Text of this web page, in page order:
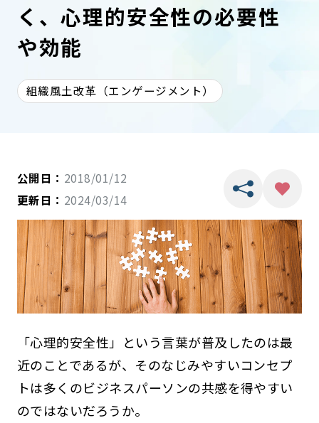
く、心理的安全性の必要性
や効能
組織風土改革（エンゲージメント）
公開日： 2018/01/12
更新日： 2024/03/14
「心理的安全性」という言葉が普及したのは最
近のことであるが、そのなじみやすいコンセプ
トは多くのビジネスパーソンの共感を得やすい
のではないだろうか。